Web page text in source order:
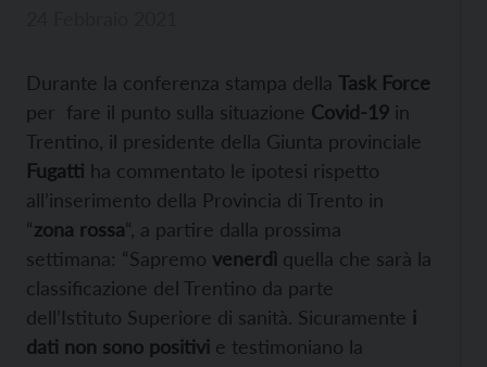
Durante la conferenza stampa della Task Force
per fare il punto sulla situazione Covid-19 in
Trentino, il presidente della Giunta provinciale
Fugatti ha commentato le ipotesi rispetto
all’inserimento della Provincia di Trento in
“zona rossa“, a partire dalla prossima
settimana: “Sapremo venerdì quella che sarà la
classificazione del Trentino da parte
dell’Istituto Superiore di sanità. Sicuramente i
dati non sono positivi e testimoniano la